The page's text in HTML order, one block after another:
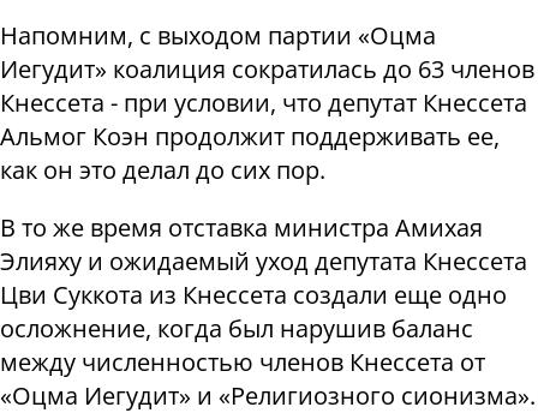
Напомним, с выходом партии «Оцма
Иегудит» коалиция сократилась до 63 членов
Кнессета - при условии, что депутат Кнессета
Альмог Коэн продолжит поддерживать ее,
как он это делал до сих пор.
В то же время отставка министра Амихая
Элияху и ожидаемый уход депутата Кнессета
Цви Суккота из Кнессета создали еще одно
осложнение, когда был нарушив баланс
между численностью членов Кнессета от
«Оцма Иегудит» и «Религиозного сионизма».